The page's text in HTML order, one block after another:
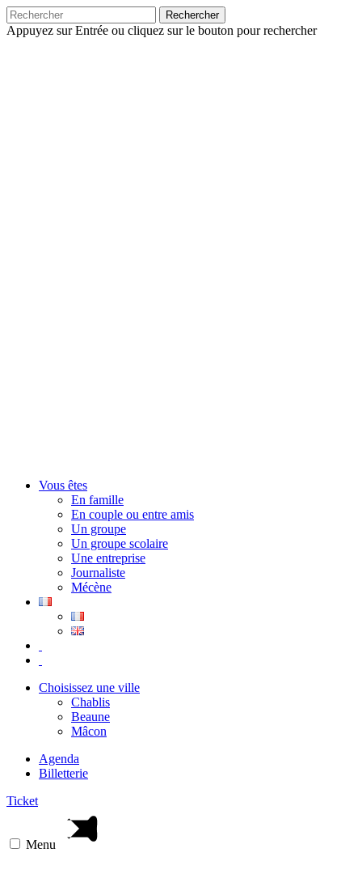
Rechercher
Appuyez sur Entrée ou cliquez sur le bouton pour rechercher
Vous êtes
En famille
En couple ou entre amis
Un groupe
Un groupe scolaire
Une entreprise
Journaliste
Mécène
Choisissez une ville
Chablis
Beaune
Mâcon
Agenda
Billetterie
Ticket
Menu